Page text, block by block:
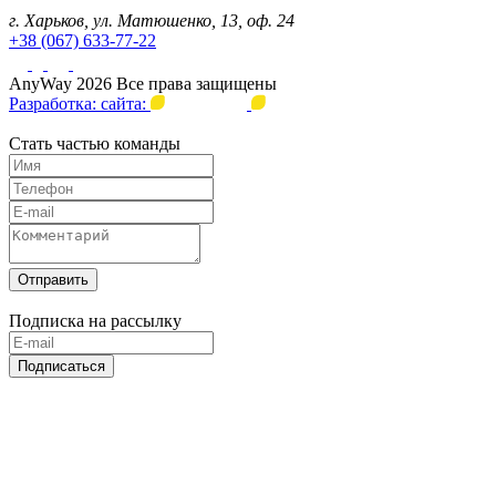
г. Харьков, ул. Матюшенко, 13, оф. 24
+38 (067) 633-77-22
AnyWay 2026 Все права защищены
Разработка: сайта:
Стать частью команды
Отправить
Подписка на рассылку
Подписаться